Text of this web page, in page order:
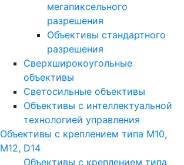
мегапиксельного
разрешения
Объективы стандартного
разрешения
Сверхширокоугольные
объективы
Светосильные объективы
Объективы с интеллектуальной
технологией управления
Объективы с креплением типа M10,
M12, D14
Объективы с креплением типа